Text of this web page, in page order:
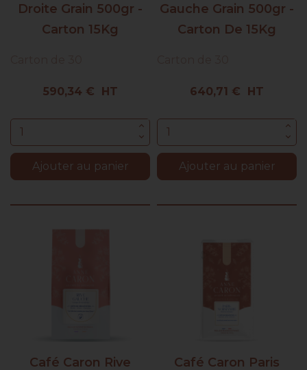
Droite Grain 500gr -
Carton 15Kg
Prix
590,34 € HT
Ajouter au panier
Gauche Grain 500gr -
Carton De 15Kg
Prix
640,71 € HT
Ajouter au panier
Café Caron Rive Café Caron Paris